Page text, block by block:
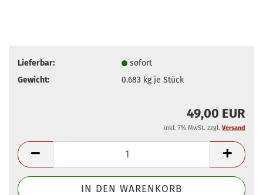
Lieferbar:
sofort
Gewicht:
0.683kg je Stück
49,00 EUR
inkl. 7% MwSt. zzgl. Versand